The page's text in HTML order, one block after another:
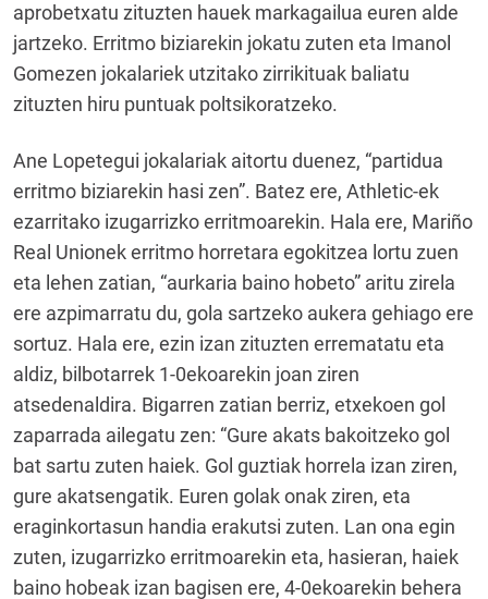
aprobetxatu zituzten hauek markagailua euren alde
jartzeko. Erritmo biziarekin jokatu zuten eta Imanol
Gomezen jokalariek utzitako zirrikituak baliatu
zituzten hiru puntuak poltsikoratzeko.
Ane Lopetegui jokalariak aitortu duenez, “partidua
erritmo biziarekin hasi zen”. Batez ere, Athletic-ek
ezarritako izugarrizko erritmoarekin. Hala ere, Mariño
Real Unionek erritmo horretara egokitzea lortu zuen
eta lehen zatian, “aurkaria baino hobeto” aritu zirela
ere azpimarratu du, gola sartzeko aukera gehiago ere
sortuz. Hala ere, ezin izan zituzten errematatu eta
aldiz, bilbotarrek 1-0ekoarekin joan ziren
atsedenaldira. Bigarren zatian berriz, etxekoen gol
zaparrada ailegatu zen: “Gure akats bakoitzeko gol
bat sartu zuten haiek. Gol guztiak horrela izan ziren,
gure akatsengatik. Euren golak onak ziren, eta
eraginkortasun handia erakutsi zuten. Lan ona egin
zuten, izugarrizko erritmoarekin eta, hasieran, haiek
baino hobeak izan bagisen ere, 4-0ekoarekin behera